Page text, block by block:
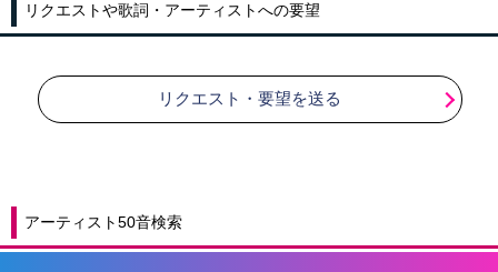
リクエストや歌詞・アーティストへの要望
リクエスト・要望を送る
アーティスト50音検索